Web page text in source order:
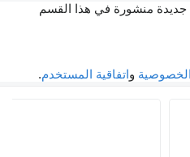
منشورة في هذا القسم
واتفاقية المستخدم.